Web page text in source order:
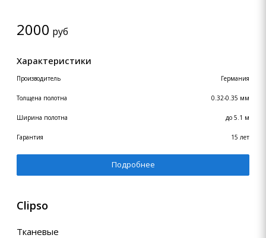
2000 руб
Характеристики
Производитель Германия
Толщена полотна 0.32-0.35 мм
Ширина полотна до 5.1 м
Гарантия 15 лет
Подробнее
Clipso
Тканевые